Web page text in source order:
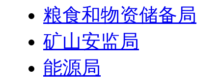
粮食和物资储备局
矿山安监局
能源局